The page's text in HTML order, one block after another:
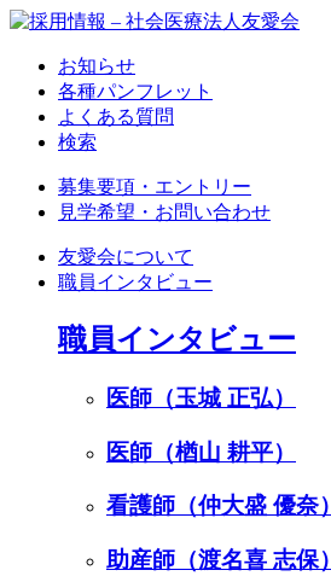
お知らせ
各種パンフレット
よくある質問
検索
募集要項・エントリー
見学希望・お問い合わせ
友愛会について
職員インタビュー
職員インタビュー
医師（玉城 正弘）
医師（楢山 耕平）
看護師（仲大盛 優奈）
助産師（渡名喜 志保）